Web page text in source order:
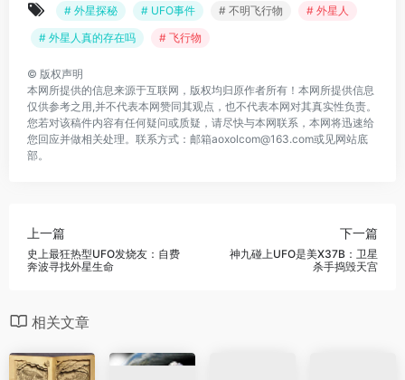
# 外星探秘 # UFO事件 # 不明飞行物
# 外星人
# 外星人真的存在吗
# 飞行物
© 版权声明
本网所提供的信息来源于互联网，版权均归原作者所有！本网所提供信息
仅供参考之用,并不代表本网赞同其观点，也不代表本网对其真实性负责。
您若对该稿件内容有任何疑问或质疑，请尽快与本网联系，本网将迅速给
您回应并做相关处理。联系方式：邮箱aoxolcom@163.com或见网站底
部。
上一篇
史上最狂热型UFO发烧友：自费
奔波寻找外星生命
下一篇
神九碰上UFO是美X37B：卫星
杀手捣毁天宫
相关文章